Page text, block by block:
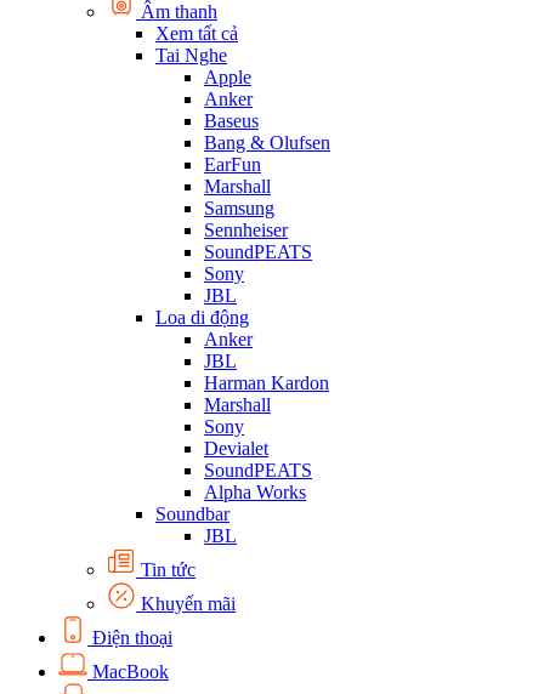
Âm thanh
Xem tất cả
Tai Nghe
Apple
Anker
Baseus
Bang & Olufsen
EarFun
Marshall
Samsung
Sennheiser
SoundPEATS
Sony
JBL
Loa di động
Anker
JBL
Harman Kardon
Marshall
Sony
Devialet
SoundPEATS
Alpha Works
Soundbar
JBL
Tin tức
Khuyến mãi
Điện thoại
MacBook